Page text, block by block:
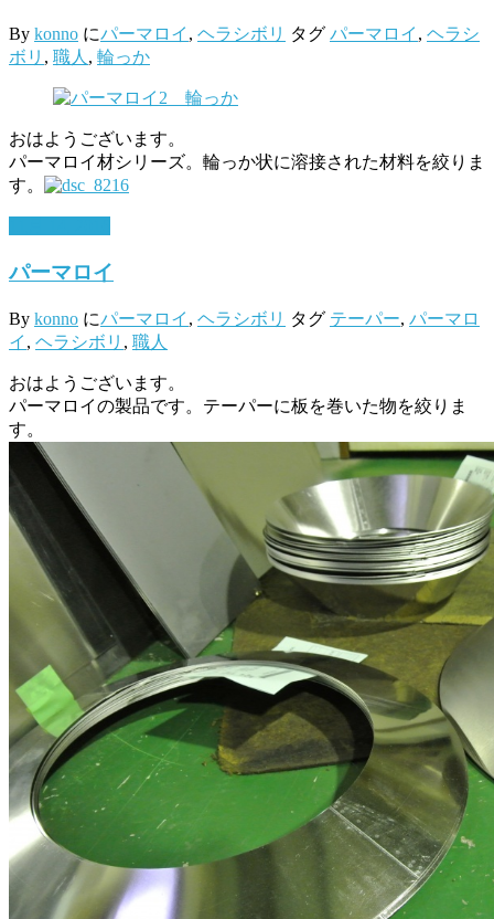
By konno にパーマロイ , ヘラシボリ タグ パーマロイ , ヘラシ
ボリ , 職人 , 輪っか
おはようございます。
パーマロイ材シリーズ。輪っか状に溶接された材料を絞りま
す。
パーマロイ
By konno にパーマロイ , ヘラシボリ タグ テーパー, パーマロ
イ , ヘラシボリ , 職人
おはようございます。
パーマロイの製品です。テーパーに板を巻いた物を絞りま
す。